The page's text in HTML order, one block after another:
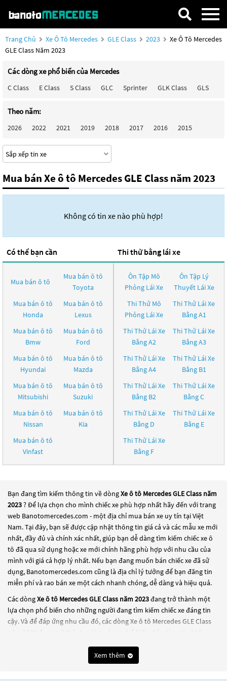
Trang Chủ Xe Ô Tô Mercedes GLE Class 2023
Xe Ô Tô Mercedes
GLE Class Năm 2023
Các dòng xe phổ biến của Mercedes
C Class E Class S Class GLC Sprinter GLK Class GLS
Theo năm:
2026 2022 2021 2019 2018 2017 2016 2015
Mua bán Xe ô tô Mercedes GLE Class năm 2023
Không có tin xe nào phù hợp!
Có thể bạn cần
Mua bán ô tô
Mua bán ô tô
Toyota
Mua bán ô tô
Honda
Mua bán ô tô
Lexus
Mua bán ô tô
Bmw
Mua bán ô tô
Ford
Mua bán ô tô
Hyundai
Mua bán ô tô
Mazda
Mua bán ô tô
Mitsubishi
Mua bán ô tô
Suzuki
Mua bán ô tô
Nissan
Mua bán ô tô
Kia
Mua bán ô tô
Vinfast
Thi thử bằng lái xe
Ôn Tập Mô
Phỏng Lái Xe
Ôn Tập Lý
Thuyết Lái Xe
Thi Thử Mô
Phỏng Lái Xe
Thi Thử Lái Xe
Bằng A1
Thi Thử Lái Xe
Bằng A2
Thi Thử Lái Xe
Bằng A3
Thi Thử Lái Xe
Bằng A4
Thi Thử Lái Xe
Bằng B1
Thi Thử Lái Xe
Bằng B2
Thi Thử Lái Xe
Bằng C
Thi Thử Lái Xe
Bằng D
Thi Thử Lái Xe
Bằng E
Thi Thử Lái Xe
Bằng F
Bạn đang tìm kiếm thông tin về dòngXe ô tô Mercedes GLE Class năm
2023? Để lựa chọn cho mình chiếc xe phù hợp nhất hãy đến với trang
web Banotomercedes.com - một địa chỉ mua bán xe uy tín tại Việt
Nam. Tại đây, bạn sẽ được cập nhật thông tin giá cả và các mẫu xe mới
nhất, đầy đủ và chính xác nhất, giúp bạn dễ dàng tìm kiếm chiếc xe ô
tô đã qua sử dụng hoặc xe mới chính hãng phù hợp với nhu cầu của
mình với giá cả hợp lý nhất. Nếu bạn đang muốn bán chiếc xe đã sử
dụng, Banotomercedes.com cũng là địa chỉ lý tưởng để bạn đăng tin
miễn phí và rao bán xe một cách nhanh chóng, dễ dàng và hiệu quả.
Các dòngXe ô tô Mercedes GLE Class năm 2023đang trở thành một
lựa chọn phổ biến cho những người đang tìm kiếm chiếc xe đáng tin
cậy. Và để đáp ứng nhu cầu đó, các dòngXe ô tô Mercedes GLE Class
đang trở thành sự lựa chọn phổ biến. Các dòng
được nâng cấp, hoặc là các dòng xe mới với thiết kế hiện đại và công
Xe ô tô Mercedes GLE Class năm 2023
được kiểm tra và bảo dưỡng kỹ lưỡng để đảm bảo chất lượng và hiệu
Xem thêm